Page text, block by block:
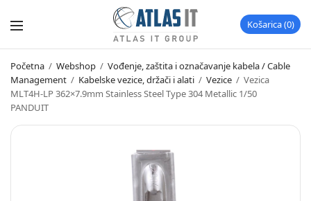
Košarica 0
Početna / Webshop / Vođenje, zaštita i označavanje kabela / Cable
Management / Kabelske vezice, držači i alati / Vezice / Vezica
MLT4H-LP 362×7.9mm Stainless Steel Type 304 Metallic 1/50
PANDUIT